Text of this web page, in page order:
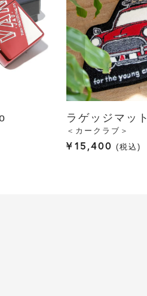
ラゲッジマット
＜カークラブ＞
¥15,400 税込